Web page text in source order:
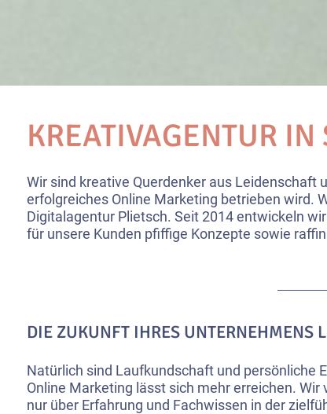
KREATIVAGENTUR IN
Wir sind kreative Querdenker aus Leidenschaft
erfolgreiches Online Marketing betrieben wird.
Digitalagentur Plietsch. Seit 2014 entwickeln
für unsere Kunden pfiffige Konzepte sowie
DIE ZUKUNFT IHRES UNTERNEHMENS
Natürlich sind Laufkundschaft und persönliche
Online Marketing lässt sich mehr erreichen.
nur über Erfahrung und Fachwissen in der